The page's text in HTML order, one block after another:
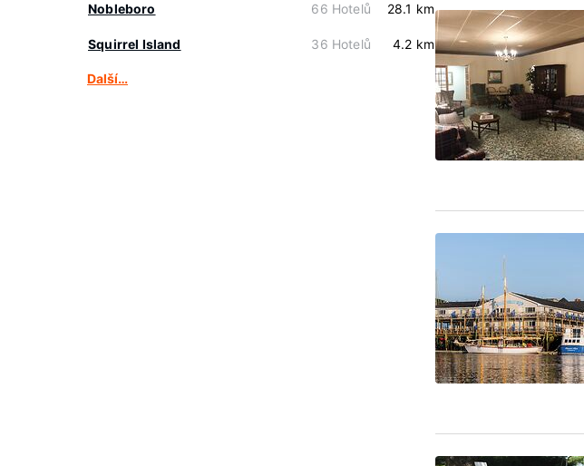
Nobleboro 66 Hotelů 28.1 km
Squirrel Island 36 Hotelů 4.2 km
Další…